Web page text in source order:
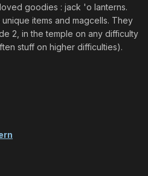
goodies : jack 'o lanterns.
items and magcells. They
2, in the temple on any difficulty
stuff on higher difficulties).